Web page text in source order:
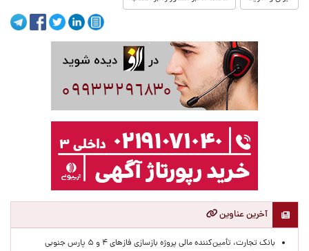
آخرین عناوین
بانک تجارت، تأمین‌کننده مالی پروژه بازسازی فازهای ۴ و ۵ پارس جنوبی